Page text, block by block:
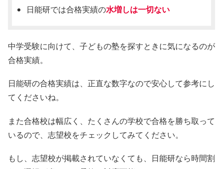
日能研では合格実績の水増しは一切ない
中学受験に向けて、子どもの塾を探すときに気になるのが
合格実績。
日能研の合格実績は、正直な数字なので安心して参考にし
てくださいね。
また合格校は幅広く、たくさんの学校で合格を勝ち取って
いるので、志望校をチェックしてみてください。
もし、志望校が掲載されていなくても、日能研なら時間割